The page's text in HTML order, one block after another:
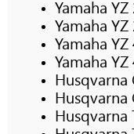
Yamaha
Yamaha
Yamaha
Yamaha
Husqvarna
Husqvarna
Husqvarna